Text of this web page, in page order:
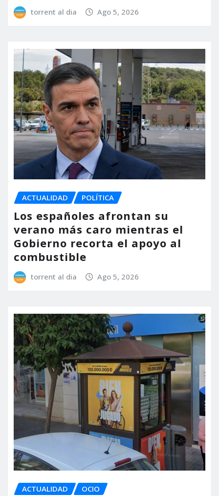
torrent al dia Ago 5, 2026
ACTUALIDAD POLÍTICA
Los españoles afrontan su
verano más caro mientras el
Gobierno recorta el apoyo al
combustible
torrent al dia Ago 5, 2026
ACTUALIDAD OCIO